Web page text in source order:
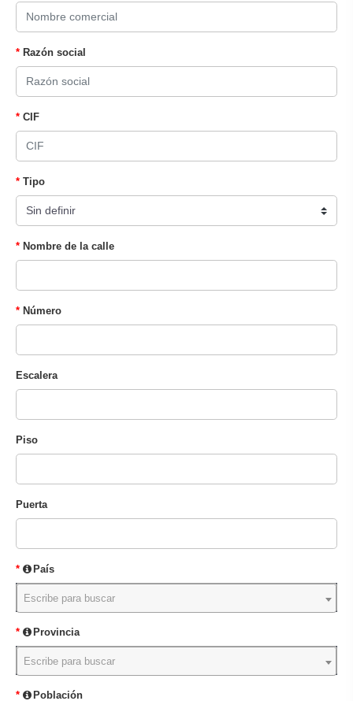
Razón social
CIF
Tipo
Nombre de la calle
Número
Escalera
Piso
Puerta
País
Escribe para buscar
Provincia
Escribe para buscar
Población